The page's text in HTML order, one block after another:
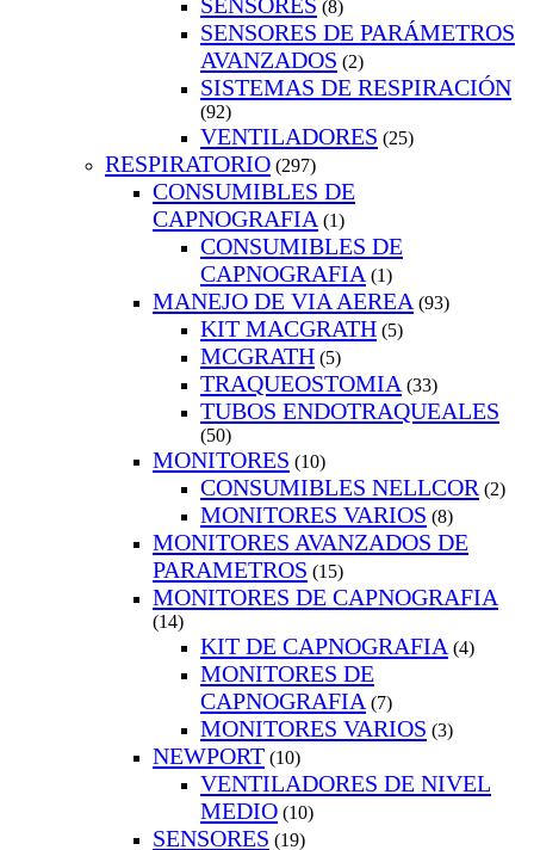
(8)
SENSORES DE PARÁMETROS
AVANZADOS (2)
SISTEMAS DE RESPIRACIÓN
(92)
VENTILADORES (25)
RESPIRATORIO (297)
CONSUMIBLES DE
CAPNOGRAFIA (1)
CONSUMIBLES DE
CAPNOGRAFIA (1)
MANEJO DE VIA AEREA (93)
KIT MACGRATH (5)
MCGRATH (5)
TRAQUEOSTOMIA (33)
TUBOS ENDOTRAQUEALES
(50)
MONITORES (10)
CONSUMIBLES NELLCOR (2)
MONITORES VARIOS (8)
MONITORES AVANZADOS DE
PARAMETROS (15)
MONITORES DE CAPNOGRAFIA
(14)
KIT DE CAPNOGRAFIA (4)
MONITORES DE
CAPNOGRAFIA (7)
MONITORES VARIOS (3)
NEWPORT (10)
VENTILADORES DE NIVEL
MEDIO (10)
SENSORES (19)